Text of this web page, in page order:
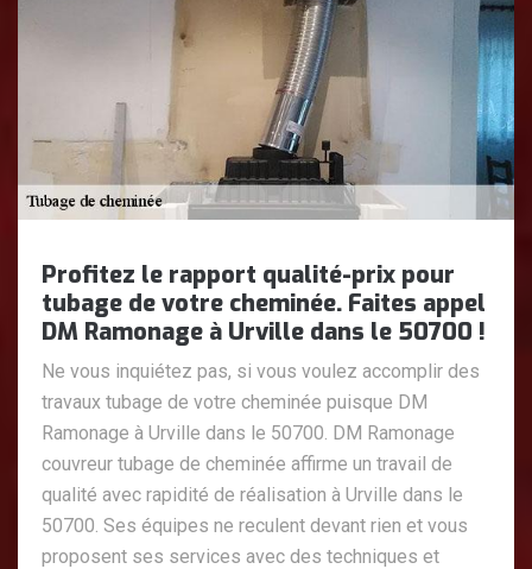
Profitez le rapport qualité-prix pour
tubage de votre cheminée. Faites appel
DM Ramonage à Urville dans le 50700 !
Ne vous inquiétez pas, si vous voulez accomplir des
travaux tubage de votre cheminée puisque DM
Ramonage à Urville dans le 50700. DM Ramonage
couvreur tubage de cheminée affirme un travail de
qualité avec rapidité de réalisation à Urville dans le
50700. Ses équipes ne reculent devant rien et vous
proposent ses services avec des techniques et